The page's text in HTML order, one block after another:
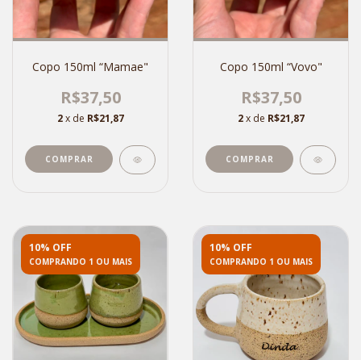
Copo 150ml “Mamae"
R$37,50
2 x de R$21,87
Copo 150ml “Vovo"
R$37,50
2 x de R$21,87
10% OFF
COMPRANDO 1 OU MAIS
10% OFF
COMPRANDO 1 OU MAIS